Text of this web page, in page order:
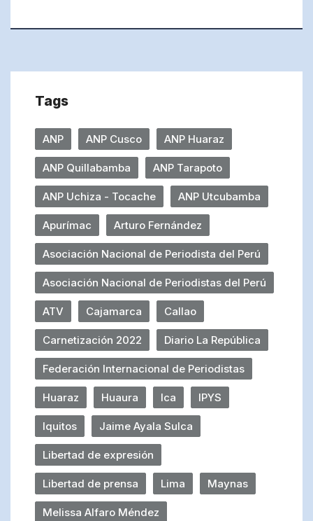
Tags
ANP ANP Cusco ANP Huaraz
ANP Quillabamba ANP Tarapoto
ANP Uchiza - Tocache ANP Utcubamba
Apurímac Arturo Fernández
Asociación Nacional de Periodista del Perú
Asociación Nacional de Periodistas del Perú
ATV Cajamarca Callao
Carnetización 2022 Diario La República
Federación Internacional de Periodistas
Huaraz Huaura Ica IPYS
Iquitos Jaime Ayala Sulca
Libertad de expresión
Libertad de prensa Lima Maynas
Melissa Alfaro Méndez